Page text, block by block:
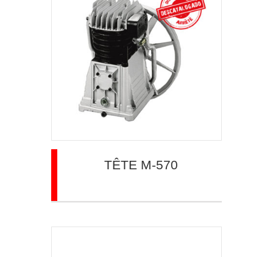
TÊTE M-570